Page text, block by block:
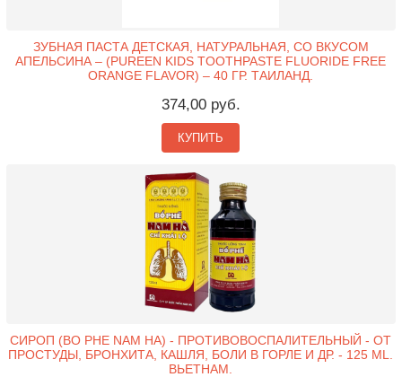
ЗУБНАЯ ПАСТА ДЕТСКАЯ, НАТУРАЛЬНАЯ, СО ВКУСОМ
АПЕЛЬСИНА – (PUREEN KIDS TOOTHPASTE FLUORIDE FREE
ORANGE FLAVOR) – 40 ГР. ТАИЛАНД.
374,00 руб.
КУПИТЬ
СИРОП (BO PHE NAM HA) - ПРОТИВОВОСПАЛИТЕЛЬНЫЙ - ОТ
ПРОСТУДЫ, БРОНХИТА, КАШЛЯ, БОЛИ В ГОРЛЕ И ДР. - 125 ML.
ВЬЕТНАМ.